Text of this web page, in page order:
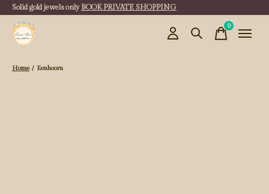
Solid gold jewels only BOOK PRIVATE SHOPPING
0items
Home / Eenhoorn